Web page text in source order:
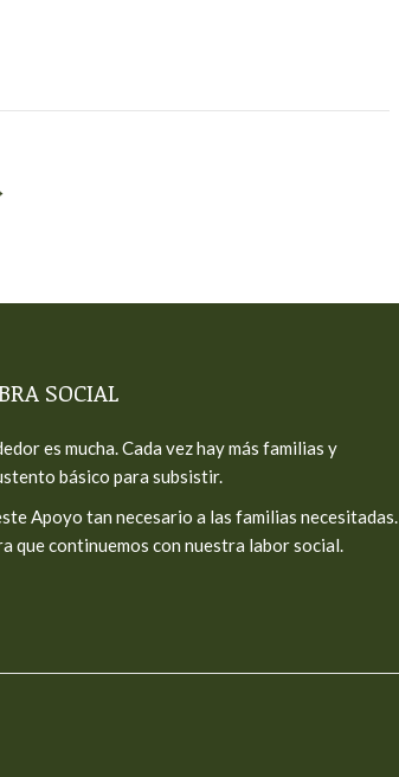
SOCIAL
es mucha. Cada vez hay más familias y
básico para subsistir.
Apoyo tan necesario a las familias necesitadas.
que continuemos con nuestra labor social.